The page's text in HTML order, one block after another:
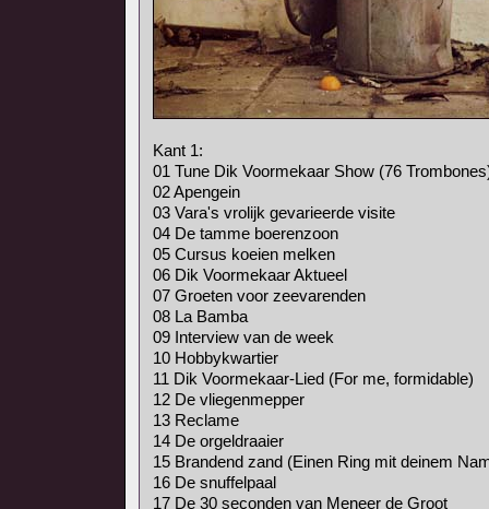
Kant 1:
01 Tune Dik Voormekaar Show (76
02 Apengein
03 Vara's vrolijk gevarieerde visite
04 De tamme boerenzoon
05 Cursus koeien melken
06 Dik Voormekaar Aktueel
07 Groeten voor zeevarenden
08 La Bamba
09 Interview van de week
10 Hobbykwartier
11 Dik Voormekaar-Lied (For me, formidable)
12 De vliegenmepper
13 Reclame
14 De orgeldraaier
15 Brandend zand (Einen Ring mit deinem
16 De snuffelpaal
17 De 30 seconden van Meneer de Groot